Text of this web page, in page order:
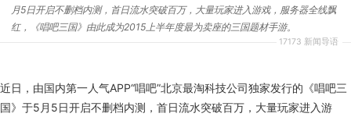
17173 新闻导语
月5日开启不删档内测，首日流水突破百万，大量玩家进入游戏，服务器全线飘
红，《唱吧三国》由此成为2015上半年度最为卖座的三国题材手游。
近日，由国内第一人气APP“唱吧”北京最淘科技公司独家发行的《唱吧三
国》于5月5日开启不删档内测，首日流水突破百万，大量玩家进入游